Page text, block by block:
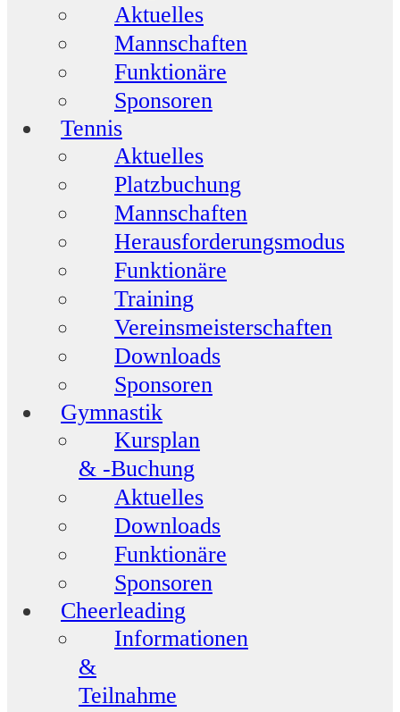
Aktuelles
Mannschaften
Funktionäre
Sponsoren
Tennis
Aktuelles
Platzbuchung
Mannschaften
Herausforderungsmodus
Funktionäre
Training
Vereinsmeisterschaften
Downloads
Sponsoren
Gymnastik
Kursplan
& -Buchung
Aktuelles
Downloads
Funktionäre
Sponsoren
Cheerleading
Informationen
&
Teilnahme